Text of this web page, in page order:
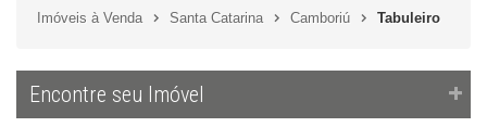
Imóveis à Venda Santa Catarina Camboriú Tabuleiro
Encontre seu Imóvel